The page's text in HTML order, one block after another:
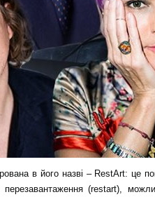
в його назві – RestArt: це
(restart),